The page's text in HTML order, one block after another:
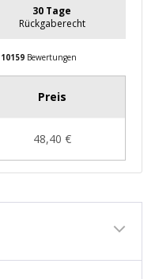
30 Tage
Rückgaberecht
10159Bewertungen